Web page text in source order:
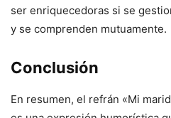
ser enriquecedoras si se
y se comprenden mutuamente.
Conclusión
En resumen, el refrán «Mi